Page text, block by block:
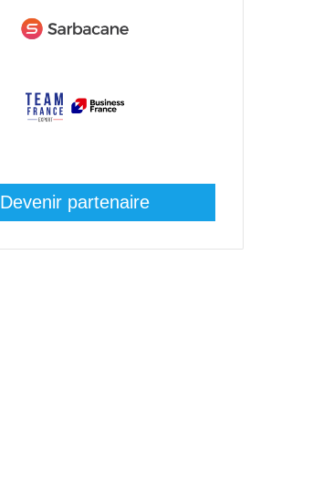
Devenir partenaire